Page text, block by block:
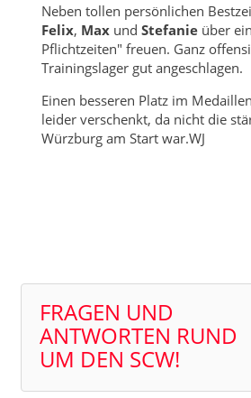
Neben tollen persönlichen
Felix, Maxund Stefanieüber
Pflichtzeiten" freuen. Ganz
Trainingslager gut angeschlagen.
Einen besseren Platz im
leider verschenkt, da nicht die
Würzburg am Start war.WJ
FRAGEN UND
ANTWORTEN RUND
UM DEN SCW!